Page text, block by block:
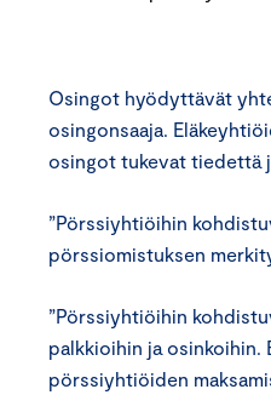
Osingot hyödyttävät
osingonsaaja.
osingot tukevat tiedettä
”Pörssiyhtiöihin
pörssiomistuksen
”Pörssiyhtiöihin
palkkioihin ja
pörssiyhtiöiden